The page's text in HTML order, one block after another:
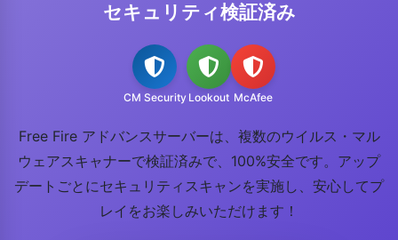
セキュリティ検証済み
CM Security Lookout McAfee
Free Fire アドバンスサーバーは、複数のウイルス・マル
ウェアスキャナーで検証済みで、100%安全です。アップ
デートごとにセキュリティスキャンを実施し、安心してプ
レイをお楽しみいただけます！